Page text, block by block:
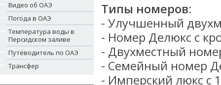
Видео об ОАЭ
Погода в ОАЭ
Температура воды в
Персидском заливе
Путеводитель по ОАЭ
Трансфер
Типы номеров:
- Улучшенный
- Номер Делюкс с
- Двухместный
- Семейный номер
- Имперский люкс с